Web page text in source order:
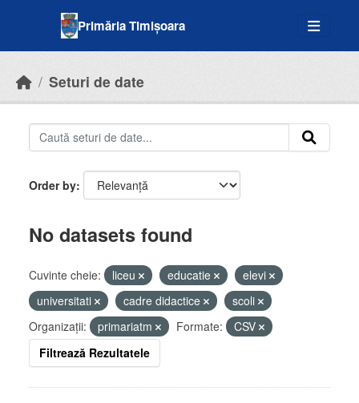
Primăria Timișoara
Seturi de date
Order by
No datasets found
Cuvinte cheie: liceu educatie
elevi
universitati
cadre didactice
scoli
Organizații:
primariatm Formate:
CSV
Filtrează Rezultatele